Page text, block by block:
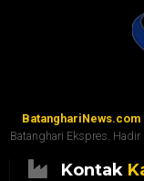
BatanghariNews.com
Batanghari Ekspres.
Kontak